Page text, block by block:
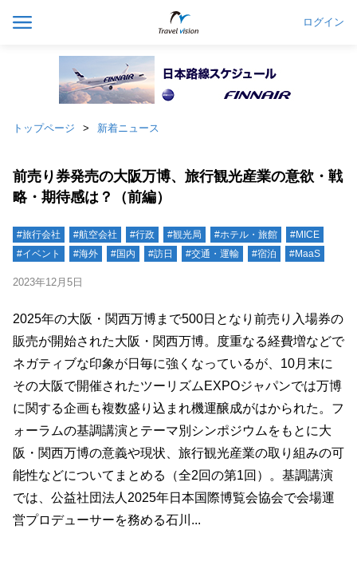
ログイン
トップページ 新着ニュース
前売り券発売の大阪万博、旅行観光産業の意欲・戦
略・期待感は？（前編）
#旅行会社 #航空会社 #行政 #観光局 #ホテル・旅館
#MICE
#イベント
#海外 #国内 #訪日 #交通・運輸 #宿泊 #MaaS
2023年12月5日
2025年の大阪・関西万博まで500日となり前売り入場券の
販売が開始された大阪・関西万博。度重なる経費増などで
ネガティブな印象が日毎に強くなっているが、10月末に
その大阪で開催されたツーリズムEXPOジャパンでは万博
に関する企画も複数盛り込まれ機運醸成がはかられた。フ
ォーラムの基調講演とテーマ別シンポジウムをもとに大
阪・関西万博の意義や現状、旅行観光産業の取り組みの可
能性などについてまとめる（全2回の第1回）。基調講演
では、公益社団法人2025年日本国際博覧会協会で会場運
営プロデューサーを務める石川...